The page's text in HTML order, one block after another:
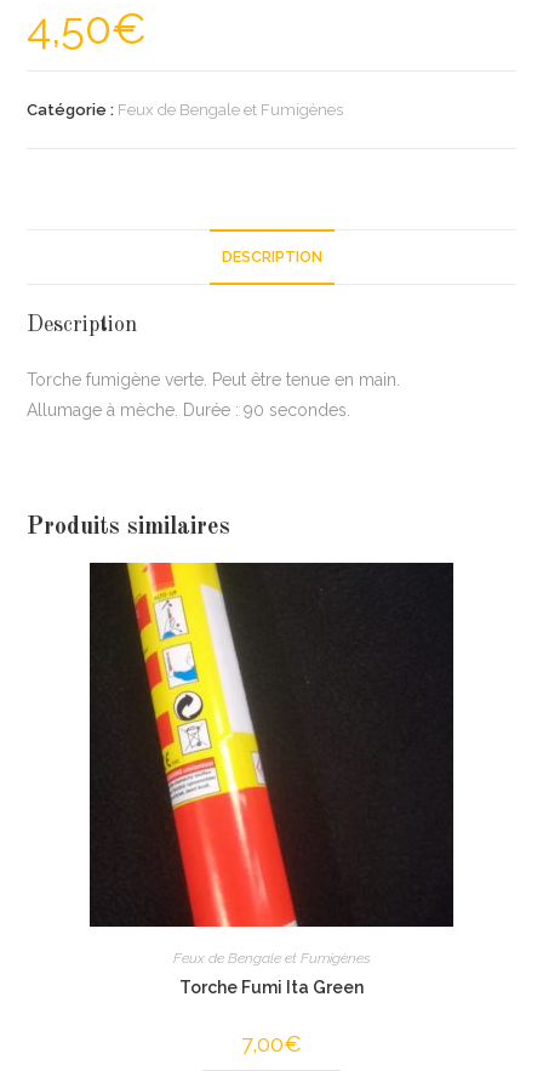
4,50€
Catégorie : Feux de Bengale et Fumigènes
DESCRIPTION
Description
Torche fumigène verte. Peut être tenue en main.
Allumage à mèche. Durée : 90 secondes.
Produits similaires
Feux de Bengale et Fumigènes
Torche Fumi Ita Green
7,00€